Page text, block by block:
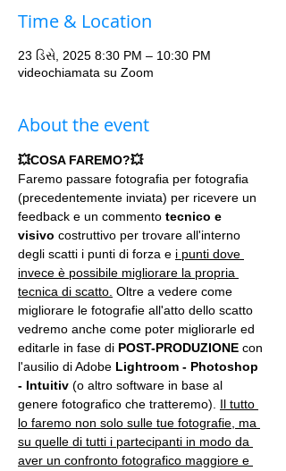
Time & Location
23 ડિસે, 2025 8:30 PM – 10:30 PM
videochiamata su Zoom
About the event
💥COSA FAREMO?💥
Faremo passare fotografia per fotografia
(precedentemente inviata) per ricevere un
feedback e un commento tecnico e
visivo costruttivo per trovare all'interno
degli scatti i punti di forza e i punti dove
invece è possibile migliorare la propria
tecnica di scatto. Oltre a vedere come
migliorare le fotografie all'atto dello scatto
vedremo anche come poter migliorarle ed
editarle in fase di POST-PRODUZIONE con
l'ausilio di Adobe Lightroom - Photoshop
- Intuitiv (o altro software in base al
genere fotografico che tratteremo). Il tutto
lo faremo non solo sulle tue fotografie, ma
su quelle di tutti i partecipanti in modo da
aver un confronto fotografico maggiore e